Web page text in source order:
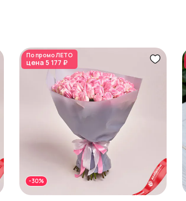
По промоЛЕТО
цена 5 177 ₽
-30%